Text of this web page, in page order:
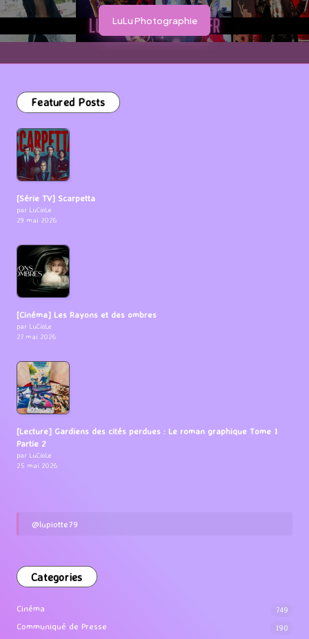
LuLu Photographie
Featured Posts
[Série TV] Scarpetta
par LuCioLe
29 mai 2026
[Cinéma] Les Rayons et des ombres
par LuCioLe
27 mai 2026
[Lecture] Gardiens des cités perdues : Le roman graphique Tome 1
Partie 2
par LuCioLe
25 mai 2026
@lupiotte79
Categories
Cinéma 749
Communiqué de Presse 190